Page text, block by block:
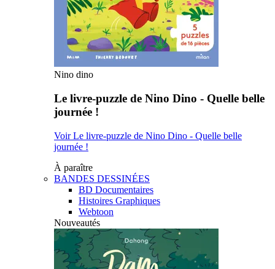
Nino dino
Le livre-puzzle de Nino Dino - Quelle belle
journée !
Voir Le livre-puzzle de Nino Dino - Quelle belle
journée !
À paraître
BANDES DESSINÉES
BD Documentaires
Histoires Graphiques
Webtoon
Nouveautés